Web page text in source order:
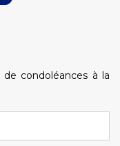
condoléances à la